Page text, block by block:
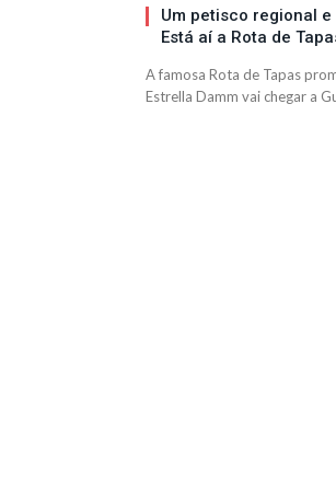
Um petisco regional
Está aí a Rota de
A famosa Rota de Tapas
Estrella Damm vai chegar a